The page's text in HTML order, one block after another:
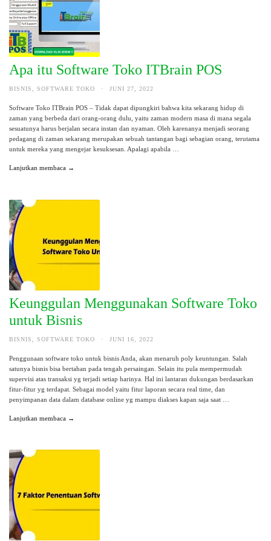
Apa itu Software Toko ITBrain POS
BISNIS, SOFTWARE TOKO · JUNI 27, 2022
Software Toko ITBrain POS – Tidak dapat dipungkiri bahwa kita sekarang hidup di
zaman yang berbeda dari orang-orang dulu, yaitu zaman modern masa di mana segala
sesuatunya harus berjalan secara instan dan nyaman. Oleh karenanya menjadi seorang
pedagang di zaman sekarang merupakan sebuah tantangan bagi sebagian orang, terutama
untuk mereka yang mengejar kesuksesan. Apalagi apabila …
Lanjutkan membaca →
Keunggulan Menggunakan Software Toko
untuk Bisnis
BISNIS SOFTWARE TOKO · JUNI 16, 2022
Penggunaan software toko untuk bisnis Anda, akan menaruh poly keuntungan. Salah
satunya bisnis bisa bertahan pada tengah persaingan. Selain itu pula mempermudah
supervisi atas transaksi yg terjadi setiap harinya. Hal ini lantaran dukungan berdasarkan
fitur-fitur yg terdapat. Sebagai model yaitu fitur laporan secara real time, dan
penyimpanan data dalam database online yg mampu diakses kapan saja saat …
Lanjutkan membaca →